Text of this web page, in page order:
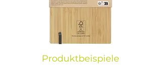
Produktbeispiele